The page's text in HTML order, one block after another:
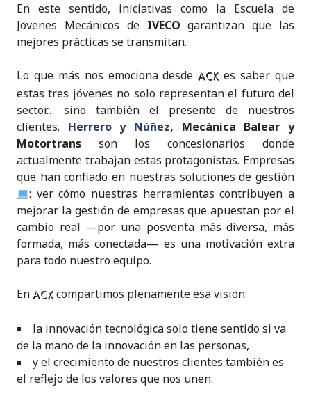
En este sentido, iniciativas como la Escuela de
Jóvenes Mecánicos de IVECO garantizan que las
mejores prácticas se transmitan.
Lo que más nos emociona desde ACK es saber que
estas tres jóvenes no solo representan el futuro del
sector… sino también el presente de nuestros
clientes. Herrero y Núñez, Mecánica Balear y
Motortrans son los concesionarios donde
actualmente trabajan estas protagonistas. Empresas
que han confiado en nuestras soluciones de gestión
: ver cómo nuestras herramientas contribuyen a
mejorar la gestión de empresas que apuestan por el
cambio real —por una posventa más diversa, más
formada, más conectada— es una motivación extra
para todo nuestro equipo.
En ACK compartimos plenamente esa visión:
la innovación tecnológica solo tiene sentido si va
de la mano de la innovación en las personas,
y el crecimiento de nuestros clientes también es
el reflejo de los valores que nos unen.